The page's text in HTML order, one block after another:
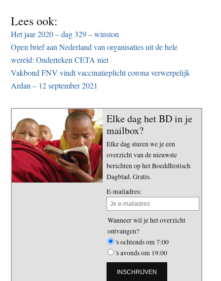
Lees ook:
Het jaar 2020 – dag 329 – winston
Open brief aan Nederland van organisaties uit de hele
wereld: Onderteken CETA niet
Vakbond FNV vindt vaccinatieplicht corona verwerpelijk
Ardan – 12 september 2021
Elke dag het BD in je
mailbox?
Elke dag sturen we je een
overzicht van de nieuwste
berichten op het Boeddhistisch
Dagblad. Gratis.
E-mailadres:
Wanneer wil je het overzicht
ontvangen?
's ochtends om 7:00
's avonds om 19:00